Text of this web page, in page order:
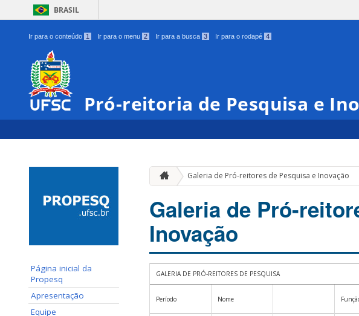
BRASIL
Ir para o conteúdo 1 Ir para o menu 2 Ir para a busca 3 Ir para o rodapé 4
Pró-reitoria de Pesquisa e
Página inicial da
Propesq
Apresentação
Equipe
Galeria de Pró-reitores de Pesquisa e Inovação
Galeria de Pró-
Inovação
GALERIA DE PRÓ-REITORES DE PESQUISA
Período Nome